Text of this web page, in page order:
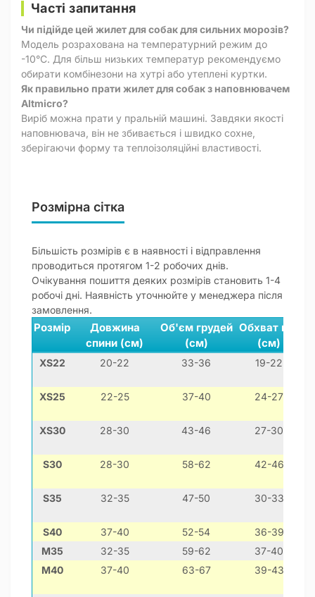
Часті запитання
Чи підійде цей жилет для собак для сильних морозів?
Модель розрахована на температурний режим до
-10°C. Для більш низьких температур рекомендуємо
обирати комбінезони на хутрі або утеплені куртки.
Як правильно прати жилет для собак з наповнювачем
Altmicro?
Виріб можна прати у пральній машині. Завдяки якості
наповнювача, він не збивається і швидко сохне,
зберігаючи форму та теплоізоляційні властивості.
Розмірна сітка
Більшість розмірів є в наявності і відправлення
проводиться протягом 1-2 робочих днів.
Очікування пошиття деяких розмірів становить 1-4
робочі дні. Наявність уточнюйте у менеджера після
замовлення.
Розмір
Довжина
спини (см)
Об'єм грудей
(см)
Обхват шиї
(см)
XS22 20-22 33-36 19-22
XS25 22-25 37-40 24-27
XS30 28-30 43-46 27-30
S30 28-30 58-62 42-46
S35 32-35 47-50 30-33
S40 37-40 52-54 36-39
M35
32-35 59-62
37-40
М40
37-40 63-67 39-43